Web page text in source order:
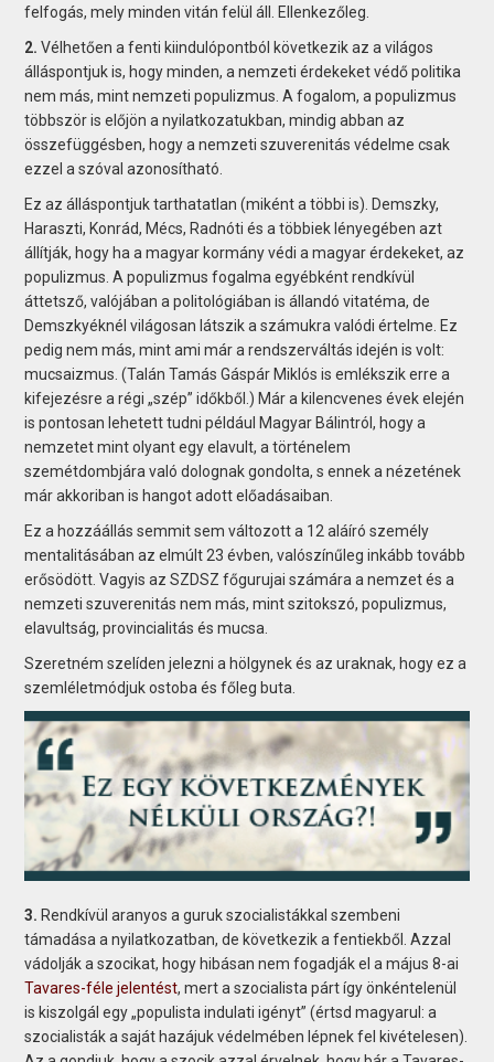
felfogás, mely minden vitán felül áll. Ellenkezőleg.
2. Vélhetően a fenti kiindulópontból következik az a világos
álláspontjuk is, hogy minden, a nemzeti érdekeket védő politika
nem más, mint nemzeti populizmus. A fogalom, a populizmus
többször is előjön a nyilatkozatukban, mindig abban az
összefüggésben, hogy a nemzeti szuverenitás védelme csak
ezzel a szóval azonosítható.
Ez az álláspontjuk tarthatatlan (miként a többi is). Demszky,
Haraszti, Konrád, Mécs, Radnóti és a többiek lényegében azt
állítják, hogy ha a magyar kormány védi a magyar érdekeket, az
populizmus. A populizmus fogalma egyébként rendkívül
áttetsző, valójában a politológiában is állandó vitatéma, de
Demszkyéknél világosan látszik a számukra valódi értelme. Ez
pedig nem más, mint ami már a rendszerváltás idején is volt:
mucsaizmus. (Talán Tamás Gáspár Miklós is emlékszik erre a
kifejezésre a régi „szép” időkből.) Már a kilencvenes évek elején
is pontosan lehetett tudni például Magyar Bálintról, hogy a
nemzetet mint olyant egy elavult, a történelem
szemétdombjára való dolognak gondolta, s ennek a nézetének
már akkoriban is hangot adott előadásaiban.
Ez a hozzáállás semmit sem változott a 12 aláíró személy
mentalitásában az elmúlt 23 évben, valószínűleg inkább tovább
erősödött. Vagyis az SZDSZ főgurujai számára a nemzet és a
nemzeti szuverenitás nem más, mint szitokszó, populizmus,
elavultság, provincialitás és mucsa.
Szeretném szelíden jelezni a hölgynek és az uraknak, hogy ez a
szemléletmódjuk ostoba és főleg buta.
3. Rendkívül aranyos a guruk szocialistákkal szembeni
támadása a nyilatkozatban, de következik a fentiekből. Azzal
vádolják a szocikat, hogy hibásan nem fogadják el a május 8-ai
Tavares-féle jelentést, mert a szocialista párt így önkéntelenül
is kiszolgál egy „populista indulati igényt” (értsd magyarul: a
szocialisták a saját hazájuk védelmében lépnek fel kivételesen).